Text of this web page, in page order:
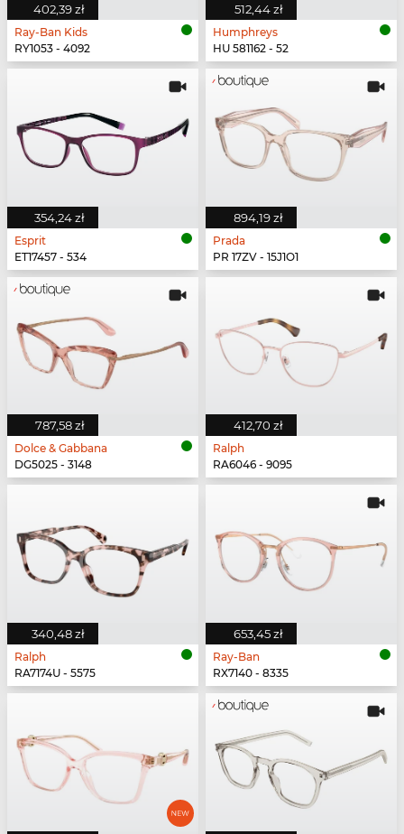
402,39 zł
Ray-Ban Kids
RY1053 - 4092
512,44 zł
Humphreys
HU 581162 - 52
354,24 zł
Esprit
ET17457 - 534
894,19 zł
Prada
PR 17ZV - 15J1O1
787,58 zł
Dolce & Gabbana
DG5025 - 3148
412,70 zł
Ralph
RA6046 - 9095
340,48 zł
Ralph
RA7174U - 5575
653,45 zł
Ray-Ban
RX7140 - 8335